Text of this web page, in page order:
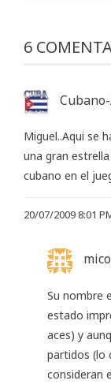
6
Miguel..Aqui se
una gran
cubano en el
20/07/2009 8:01
Su nombre
estado
aces) y
partidos (lo
consideran